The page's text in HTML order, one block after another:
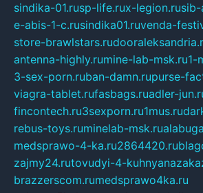
sindika-01.rusp-life.rux-legion.rusib-
e-abis-1-c.rusindika01.ruvenda-
store-brawlstars.ru
antenna-highly.rumine-lab-msk.ru1-
3-sex-porn.ruban-damn.rupurse-
viagra-tablet.rufasbags.ruadler-
fincontech.ru3sexporn.ru1mus.ru
rebus-toys.ruminelab-msk.ru
medsprawo-4-ka.ru2864420.ru
zajmy24.rutovudyi-4-
brazzerscom.rumedsprawo4ka.ru